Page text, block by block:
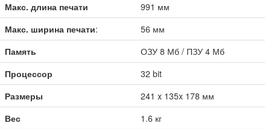
Макс. длина печати
991 мм
Макс. ширина печати:
56 мм
Память
ОЗУ 8 Мб / ПЗУ 4 Мб
Процессор
32 bit
Размеры
241 x 135x 178 мм
Вес
1.6 кг